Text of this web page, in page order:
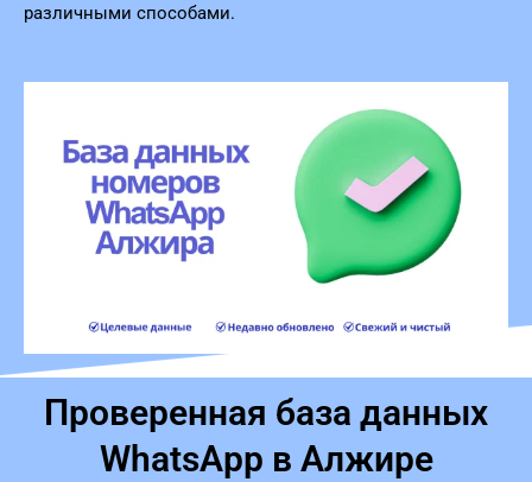
различными способами.
Проверенная база данных
WhatsApp в Алжире